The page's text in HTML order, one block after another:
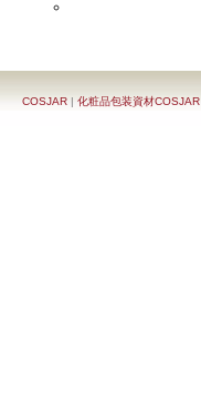
COSJAR | 化粧品包装資材COSJAR